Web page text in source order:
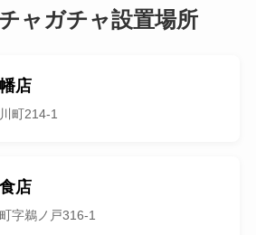
ャガチャ設置場所
店
町214-1
店
字鵜ノ戸316-1